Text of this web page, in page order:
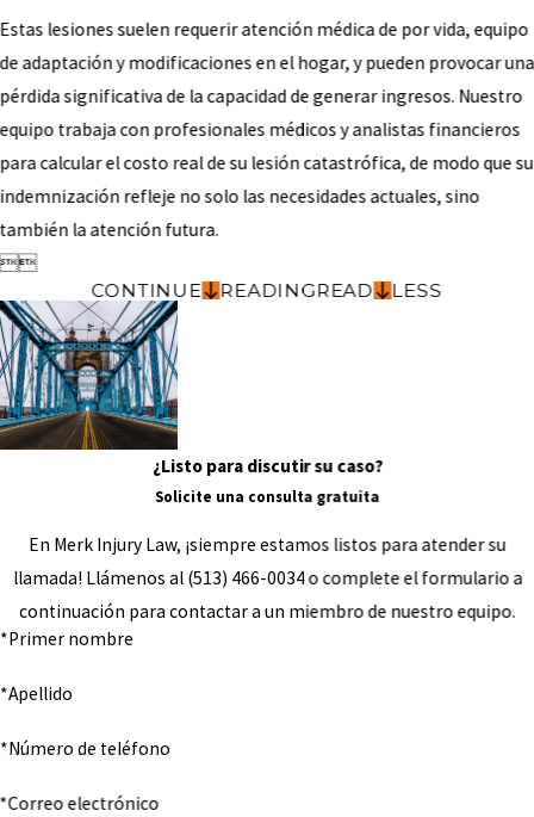
Estas lesiones suelen requerir atención médica de por vida, equipo
de adaptación y modificaciones en el hogar, y pueden provocar una
pérdida significativa de la capacidad de generar ingresos. Nuestro
equipo trabaja con profesionales médicos y analistas financieros
para calcular el costo real de su lesión catastrófica, de modo que su
indemnización refleje no solo las necesidades actuales, sino
también la atención futura.

CONTINUE
READINGREAD LESS
¿Listo para discutir su caso?
Solicite una consulta gratuita
En Merk Injury Law, ¡siempre estamos listos para atender su
llamada! Llámenos al (513) 466-0034o complete el formulario a
continuación para contactar a un miembro de nuestro equipo.
*Primer nombre
*Apellido
*Número de teléfono
*Correo electrónico